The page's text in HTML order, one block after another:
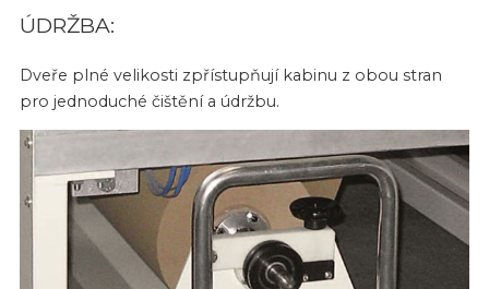
ÚDRŽBA:
Dveře plné velikosti zpřístupňují kabinu z obou stran
pro jednoduché čištění a údržbu.